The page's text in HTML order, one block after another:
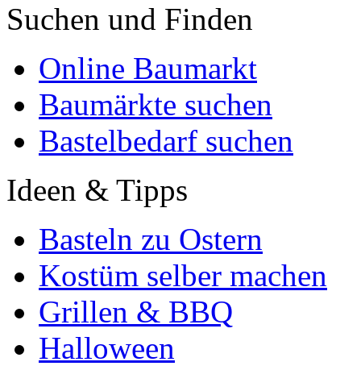
Suchen und Finden
Online Baumarkt
Baumärkte suchen
Bastelbedarf suchen
Ideen & Tipps
Basteln zu Ostern
Kostüm selber machen
Grillen & BBQ
Halloween